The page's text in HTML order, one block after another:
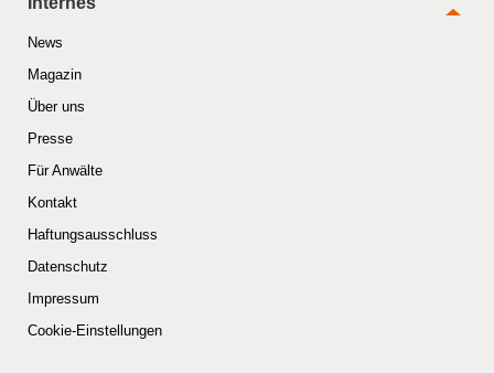
News
Magazin
Über uns
Presse
Für Anwälte
Kontakt
Haftungsausschluss
Datenschutz
Impressum
Cookie-Einstellungen